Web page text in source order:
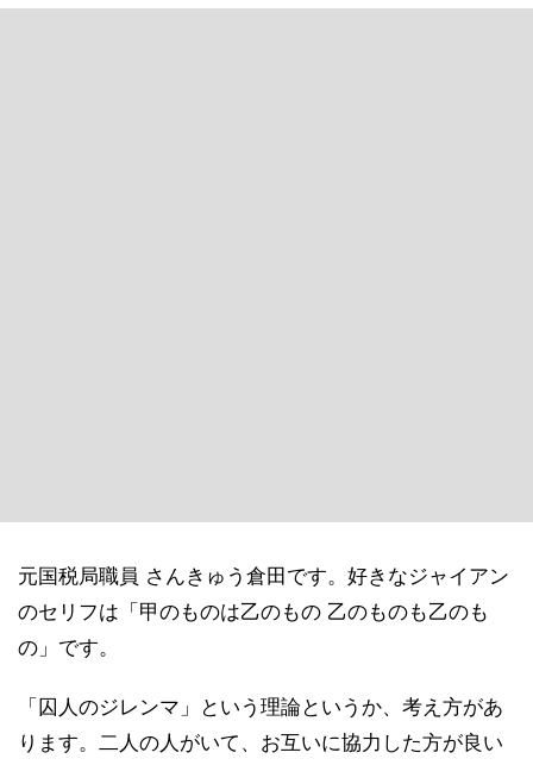
元国税局職員 さんきゅう倉田です。好きなジャイアン
のセリフは「甲のものは乙のもの 乙のものも乙のも
の」です。
「囚人のジレンマ」という理論というか、考え方があ
ります。二人の人がいて、お互いに協力した方が良い